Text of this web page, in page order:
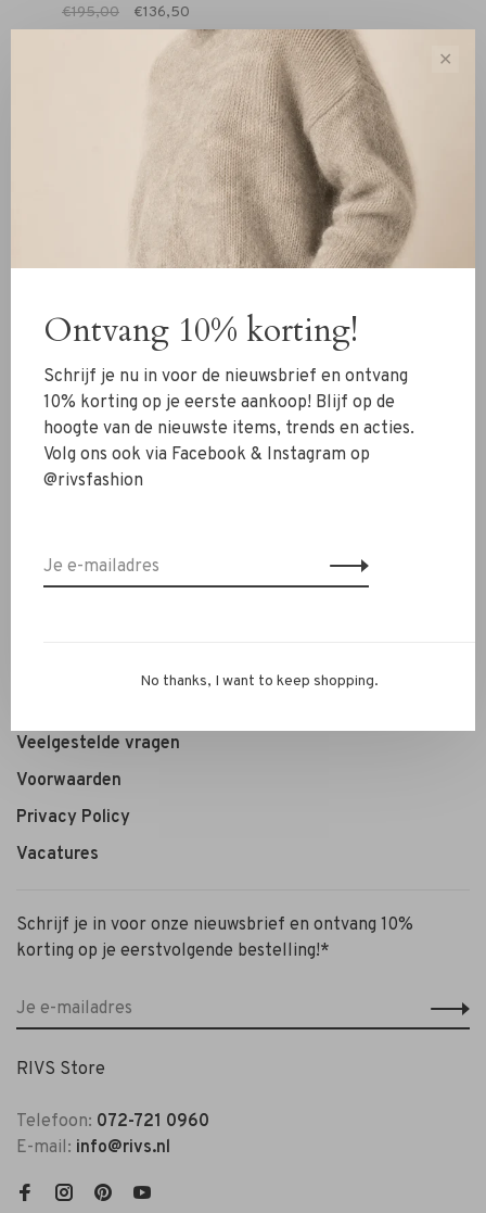
€195,00 €136,50
Toon 1 - 1 van 1
Nieuw
Schoenen
Sieraden
Accessoires
SALE
Over ons
Ruilen & retourneren
Veelgestelde vragen
Voorwaarden
Privacy Policy
Vacatures
Schrijf je in voor onze nieuwsbrief en ontvang 10%
korting op je eerstvolgende bestelling!*
RIVS Store
Telefoon: 072-721 0960
E-mail: info@rivs.nl
✕
Ontvang 10% korting!
Schrijf je nu in voor de nieuwsbrief en ontvang
10% korting op je eerste aankoop! Blijf op de
hoogte van de nieuwste items, trends en acties.
Volg ons ook via Facebook & Instagram op
@rivsfashion
No thanks, I want to keep shopping.